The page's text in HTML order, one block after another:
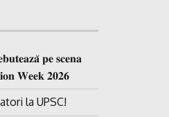
𝐩𝐞 𝐬𝐜𝐞𝐧𝐚
𝐖𝐞𝐞𝐤 𝟐𝟎𝟐𝟔
la UPSC!